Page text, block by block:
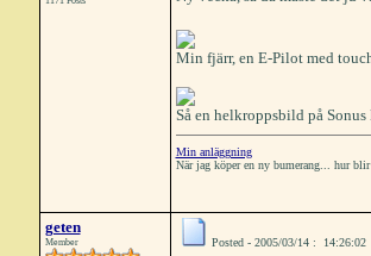
Min fjärr, en E-Pilot med
Så en helkroppsbild på
Min anläggning
När jag köper en ny bumerang... hur
geten
Member Posted - 2005/03/14 : 14:26:02